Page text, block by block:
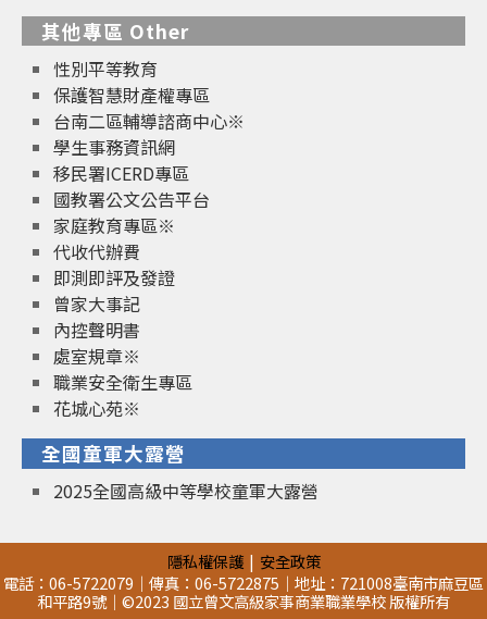
其他專區 Other
性別平等教育
保護智慧財產權專區
台南二區輔導諮商中心※
學生事務資訊網
移民署ICERD專區
國教署公文公告平台
家庭教育專區※
代收代辦費
即測即評及發證
曾家大事記
內控聲明書
處室規章※
職業安全衛生專區
花城心苑※
全國童軍大露營
2025全國高級中等學校童軍大露營
隱私權保護
安全政策
電話：06-5722079｜傳真：06-5722875｜地址：721008臺南市麻豆區
和平路9號｜©2023 國立曾文高級家事商業職業學校 版權所有